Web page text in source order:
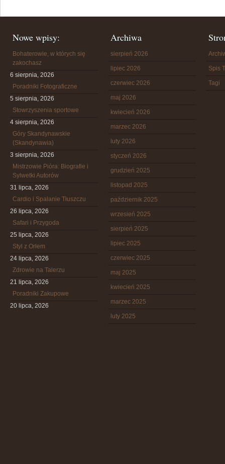
Nowe wpisy:
Bohaterowie, w których się
zakochasz
6 sierpnia, 2026
Poradniki Fotograficzne
5 sierpnia, 2026
Stowrzyszenia sportowe
4 sierpnia, 2026
Góry Skandynawskie
(Skandynawia)
3 sierpnia, 2026
Mistrzowie Pióra: Biografie i
Sylwetki Autorów
31 lipca, 2026
Cardio i Spalanie Tłuszczu
26 lipca, 2026
Safari i Przygoda
25 lipca, 2026
Styl z Orłem
24 lipca, 2026
Zdrowie na Talerzu
21 lipca, 2026
Poradniki Zakupowe
20 lipca, 2026
Archiwa
sierpień 2026
lipiec 2026
czerwiec 2026
maj 2026
kwiecień 2026
marzec 2026
luty 2026
styczeń 2026
grudzień 2025
listopad 2025
październik 2025
wrzesień 2025
sierpień 2025
lipiec 2025
czerwiec 2025
maj 2025
kwiecień 2025
marzec 2025
luty 2025
Spis
Tagi